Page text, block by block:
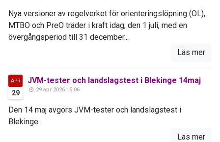
Nya versioner av regelverket för orienteringslöpning (OL),
MTBO och PreO träder i kraft idag, den 1 juli, med en
övergångsperiod till 31 december...
Läs mer
APR
29
JVM-tester och landslagstest i Blekinge 14maj
29 apr 2026 15:06
Den 14 maj avgörs JVM-tester och landslagstest i
Blekinge...
Läs mer